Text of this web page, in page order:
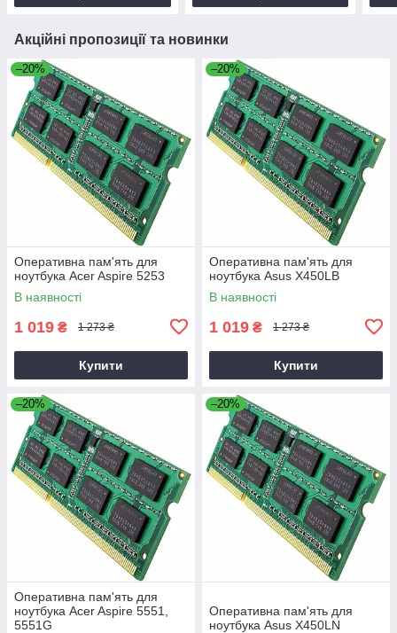
Акційні пропозиції та новинки
–20%
Оперативна пам'ять для
ноутбука Acer Aspire 5253
В наявності
1 019 ₴ 1 273 ₴
Купити
–20%
Оперативна пам'ять для
ноутбука Asus X450LB
В наявності
1 019 ₴ 1 273 ₴
Купити
–20%
Оперативна пам'ять для
ноутбука Acer Aspire 5551,
5551G
–20%
Оперативна пам'ять для
ноутбука Asus X450LN